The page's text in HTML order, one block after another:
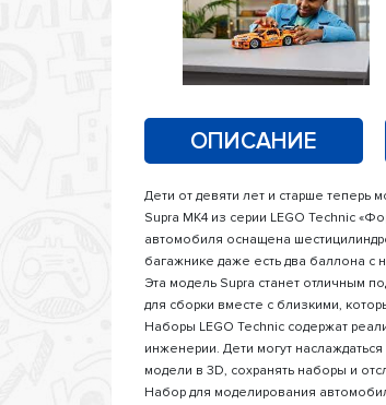
ОПИСАНИЕ
Дети от девяти лет и старше теперь
Supra MK4 из серии LEGO Technic
автомобиля оснащена
багажнике даже есть два баллона с
Эта модель Supra станет отличным
для сборки вместе с близкими,
Наборы LEGO Technic содержат
инженерии. Дети могут
модели в 3D, сохранять наборы и
Набор для моделирования